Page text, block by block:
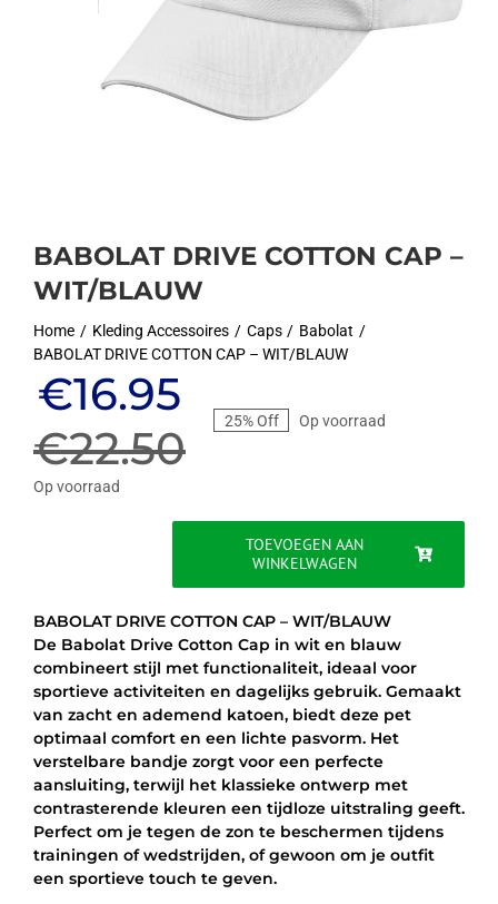
BABOLAT DRIVE COTTON CAP –
WIT/BLAUW
Home Kleding Accessoires Caps
Babolat
BABOLAT DRIVE COTTON CAP – WIT/BLAUW
€22.50
Oorspronkelijke
prijs
was:
€22.50.
€16.95
Huidige
prijs
is:
€16.95.
25% Off Op voorraad
Op voorraad
WIT/BLAUW
TOEVOEGEN AAN
WINKELWAGEN
BABOLAT DRIVE COTTON CAP – WIT/BLAUW
De Babolat Drive Cotton Cap in wit en blauw
combineert stijl met functionaliteit, ideaal voor
sportieve activiteiten en dagelijks gebruik. Gemaakt
van zacht en ademend katoen, biedt deze pet
optimaal comfort en een lichte pasvorm. Het
verstelbare bandje zorgt voor een perfecte
aansluiting, terwijl het klassieke ontwerp met
contrasterende kleuren een tijdloze uitstraling geeft.
Perfect om je tegen de zon te beschermen tijdens
trainingen of wedstrijden, of gewoon om je outfit
een sportieve touch te geven.